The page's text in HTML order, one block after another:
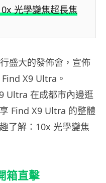
光學變焦超長焦
盛大的發佈會，宣佈
X9 Ultra。
Ultra 在成都市內邊逛
Find X9 Ultra 的整體
了解：10x 光學變焦
箱直擊